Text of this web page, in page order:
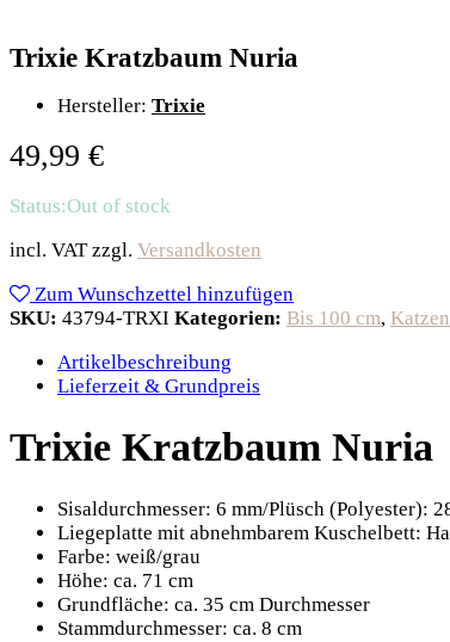
Trixie Kratzbaum Nuria
Hersteller: Trixie
49,99 €
Status:Out of stock
incl. VAT zzgl. Versandkosten
Zum Wunschzettel hinzufügen
SKU: 43794-TRXI Kategorien: Bis 100 cm,
Artikelbeschreibung
Lieferzeit & Grundpreis
Trixie Kratzbaum Nuria
Sisaldurchmesser: 6 mm/Plüsch (Polyester):
Liegeplatte mit abnehmbarem Kuschelbett:
Farbe: weiß/grau
Höhe: ca. 71 cm
Grundfläche: ca. 35 cm Durchmesser
Stammdurchmesser: ca. 8 cm